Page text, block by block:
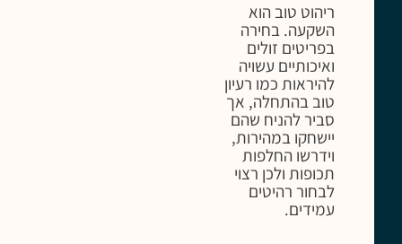
ריהוט טוב הוא
השקעה. בחירה
בפריטים זולים
ואיכותיים עשויה
להיראות כמו רעיון
טוב בהתחלה, אך
סביר להניח שהם
יישחקו במהירות,
וידרשו החלפות
תכופות ולכן רצוי
לבחור רהיטים
עמידים.